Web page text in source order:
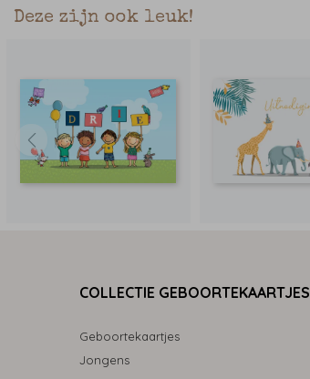
Deze zijn ook leuk!
COLLECTIE GEBOORTEKAARTJES
Geboortekaartjes
Jongens